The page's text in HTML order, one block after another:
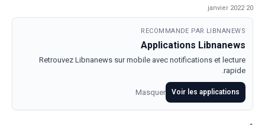
20 janvier 2022
RECOMMANDE PAR LIBNANEWS
Applications Libnanews
Retrouvez Libnanews sur mobile avec notifications et lecture
rapide.
Voir les applications
Masquer